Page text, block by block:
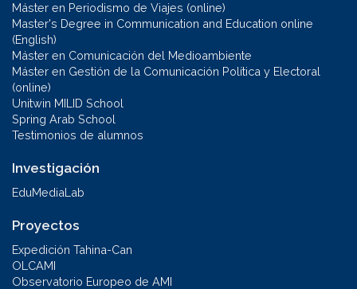
Máster en Periodismo de Viajes (online)
Master's Degree in Communication and Education online
(English)
Máster en Comunicación del Medioambiente
Máster en Gestión de la Comunicación Política y Electoral
(online)
Unitwin MILID School
Spring Arab School
Testimonios de alumnos
Investigación
EduMediaLab
Proyectos
Expedición Tahina-Can
OLCAMI
Observatorio Europeo de AMI